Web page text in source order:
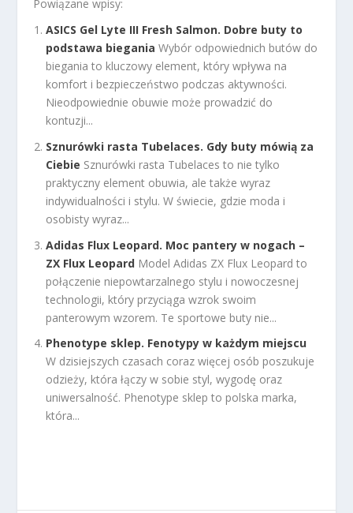
Powiązane wpisy:
ASICS Gel Lyte III Fresh Salmon. Dobre buty to
podstawa biegania Wybór odpowiednich butów do
biegania to kluczowy element, który wpływa na
komfort i bezpieczeństwo podczas aktywności.
Nieodpowiednie obuwie może prowadzić do
kontuzji...
Sznurówki rasta Tubelaces. Gdy buty mówią za
Ciebie Sznurówki rasta Tubelaces to nie tylko
praktyczny element obuwia, ale także wyraz
indywidualności i stylu. W świecie, gdzie moda i
osobisty wyraz...
Adidas Flux Leopard. Moc pantery w nogach –
ZX Flux Leopard Model Adidas ZX Flux Leopard to
połączenie niepowtarzalnego stylu i nowoczesnej
technologii, który przyciąga wzrok swoim
panterowym wzorem. Te sportowe buty nie...
Phenotype sklep. Fenotypy w każdym miejscu
W dzisiejszych czasach coraz więcej osób poszukuje
odzieży, która łączy w sobie styl, wygodę oraz
uniwersalność. Phenotype sklep to polska marka,
która...